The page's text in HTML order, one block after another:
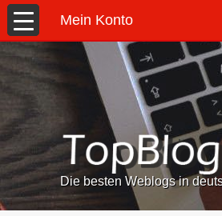
Mein Konto
Die besten Weblogs in